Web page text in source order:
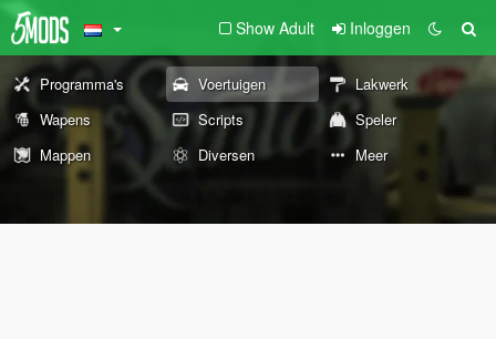
Show Adult Inloggen
Programma's Voertuigen
Lakwerk
Wapens
Scripts
Speler
Mappen
Diversen Meer